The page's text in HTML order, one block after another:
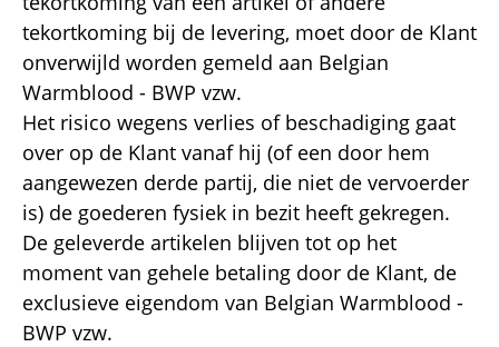
tekortkoming bij de levering, moet door de Klant
onverwijld worden gemeld aan Belgian
Warmblood - BWP vzw.
Het risico wegens verlies of beschadiging gaat
over op de Klant vanaf hij (of een door hem
aangewezen derde partij, die niet de vervoerder
is) de goederen fysiek in bezit heeft gekregen.
De geleverde artikelen blijven tot op het
moment van gehele betaling door de Klant, de
exclusieve eigendom van Belgian Warmblood -
BWP vzw.